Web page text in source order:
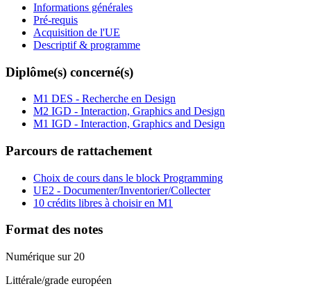
Informations générales
Pré-requis
Acquisition de l'UE
Descriptif & programme
Diplôme(s) concerné(s)
M1 DES - Recherche en Design
M2 IGD - Interaction, Graphics and Design
M1 IGD - Interaction, Graphics and Design
Parcours de rattachement
Choix de cours dans le block Programming
UE2 - Documenter/Inventorier/Collecter
10 crédits libres à choisir en M1
Format des notes
Numérique sur 20
Littérale/grade européen